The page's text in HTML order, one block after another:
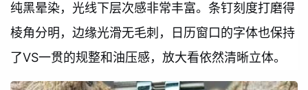
纯黑晕染，光线下层次感非常丰富。条钉刻度打磨得
棱角分明，边缘光滑无毛刺，日历窗口的字体也保持
了VS一贯的规整和油压感，放大看依然清晰立体。